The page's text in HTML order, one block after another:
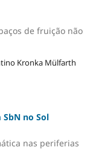
de fruição não
Kronka Mülfarth
no Sol
nas periferias